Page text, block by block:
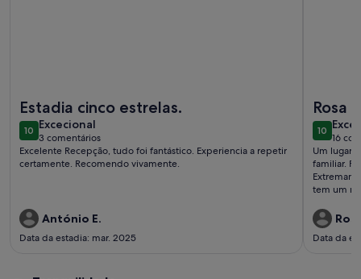
Estadia cinco estrelas.
1010 de 10
Excecional
excecional
3 comentários
(3
comentários)
Excelente Recepção, tudo foi fantástico. Experiencia a repetir
certamente. Recomendo vivamente.
António E.
Data da estadia: mar. 2025
Rosa
1010 de 10
16
(16
Um lugar
familiar.
tem um
dúvida
Data da